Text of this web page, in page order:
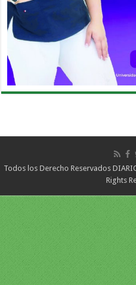
Todos los Derecho Reservados
Rights